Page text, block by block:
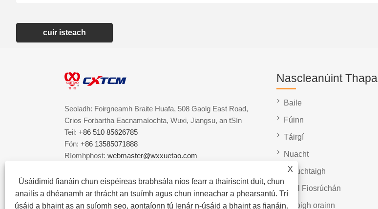
cuir isteach
X
Úsáidimid fianáin chun eispéireas brabhsála níos fearr a thairiscint duit, chun
anailís a dhéanamh ar thrácht an tsuímh agus chun inneachar a phearsantú. Trí
úsáid a bhaint as an suíomh seo, aontaíonn tú lenár n-úsáid a bhaint as fianáin.
Seoladh: Foirgneamh Braite Huafa, 508 Gaolg East Road,
Crios Forbartha Eacnamaíochta, Wuxi, Jiangsu, an tSín
Teil: +86 510 85626785
Fón: +86 13585071888
Ríomhphost: webmaster@wxxuetao.com
Nascleanúint Thapa
Baile
Fúinn
Táirgí
Nuacht
Íosluchtaigh
Seol Fiosrúchán
Glaoigh orainn